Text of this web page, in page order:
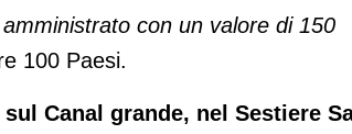
con un valore di 150
100 Paesi.
sul Canal grande, nel Sestiere